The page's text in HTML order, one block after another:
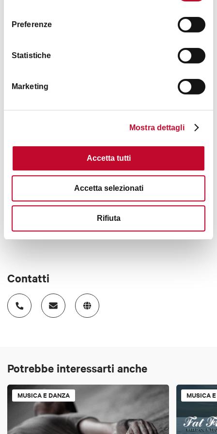
Preferenze
Statistiche
Marketing
Mostra dettagli
Accetta tutti
Accetta selezionati
Rifiuta
19:30
Contatti
Potrebbe interessarti anche
MUSICA E DANZA MUSICA